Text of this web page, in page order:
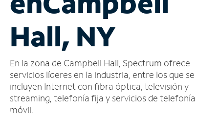
cuenta
Encuentra
tienda
Hall, NY
En la zona de Campbell Hall, Spectrum ofrece
servicios líderes en la industria, entre los que se
incluyen Internet con fibra óptica, televisión y
streaming, telefonía fija y servicios de telefonía
móvil.